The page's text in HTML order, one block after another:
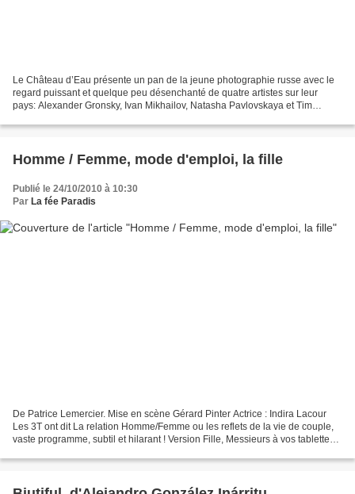
Le Château d’Eau présente un pan de la jeune photographie russe avec le
regard puissant et quelque peu désenchanté de quatre artistes sur leur
pays: Alexander Gronsky, Ivan Mikhailov, Natasha Pavlovskaya et Tim
Homme / Femme, mode d'emploi, la fille
Publié le 24/10/2010 à 10:30
Par La fée Paradis
De Patrice Lemercier. Mise en scène Gérard Pinter Actrice : Indira Lacour
Les 3T ont dit La relation Homme/Femme ou les reflets de la vie de couple,
vaste programme, subtil et hilarant ! Version Fille, Messieurs à vos tablettes